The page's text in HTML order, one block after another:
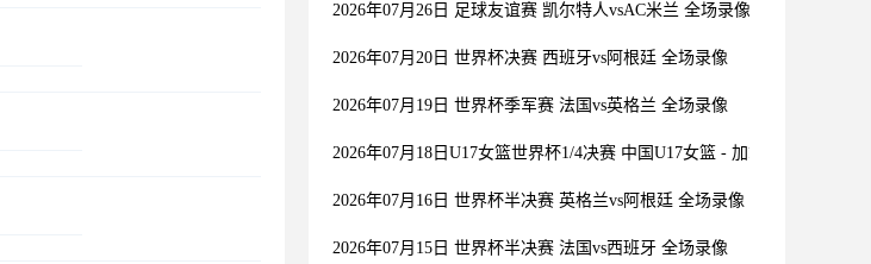
2026年07月26日 足球友谊赛 凯尔特人vsAC米兰 全场录像
2026年07月20日 世界杯决赛 西班牙vs阿根廷 全场录像
2026年07月19日 世界杯季军赛 法国vs英格兰 全场录像
2026年07月18日U17女篮世界杯1/4决赛 中国U17女篮 - 加拿大U17女篮 录
2026年07月16日 世界杯半决赛 英格兰vs阿根廷 全场录像
2026年07月15日 世界杯半决赛 法国vs西班牙 全场录像